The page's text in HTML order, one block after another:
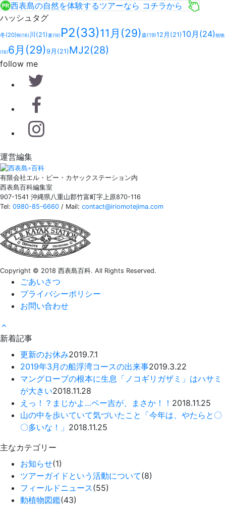
西表島の自然を体験するツアーなら コチラから
ハッシュタグ
冬(20)秋(18)川 (21)夏(18)P2(33)11月 (29)森(19)12月 (21)10月 (24)植物
(18)6月 (29)9月 (21)MJ2(28)
follow me
運営編集
有限会社エル・ビー・カヤックステーション内
西表島百科編集室
907-1541 沖縄県八重山郡竹富町字上原870-116
Tel: 0980-85-6660 / Mail: contact@iriomotejima.com
Copyright © 2018 西表島百科. All Rights Reserved.
ごあいさつ
プライバシーポリシー
お問い合わせ
新着記事
更新のお休み2019.7.1
2019年3月の船浮湾コースの出来事2019.3.22
マングローブの根本に生息「ノコギリガザミ」はハサミ
が大きい2018.11.28
えっ！？まじかよ…ベー吉が、まさか！！ 2018.11.25
山の中を歩いていて気づいたこと「今年は、やたらと〇
〇多いな！」 2018.11.25
主なカテゴリー
お知らせ(1)
ツアーガイドという活動について(8)
フィールドニュース(55)
動植物図鑑(43)